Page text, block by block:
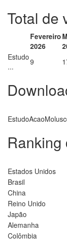
Total de
Fevereiro
2026
Estudo
...
9
Ranking
Estados Unidos
Brasil
China
Reino Unido
Japão
Alemanha
Colômbia